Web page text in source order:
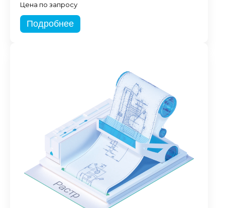
Цена по запросу
Подробнее